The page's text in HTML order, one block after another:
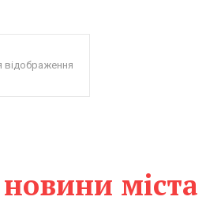
відображення
міста